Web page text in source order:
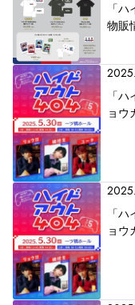
「
物販
「
ョウ
「
ョウ